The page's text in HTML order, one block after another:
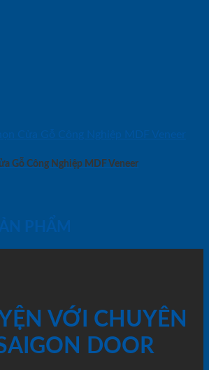
Gỗ Công Nghiệp MDF Veneer
PHẨM
VỚI CHUYÊN
DOOR